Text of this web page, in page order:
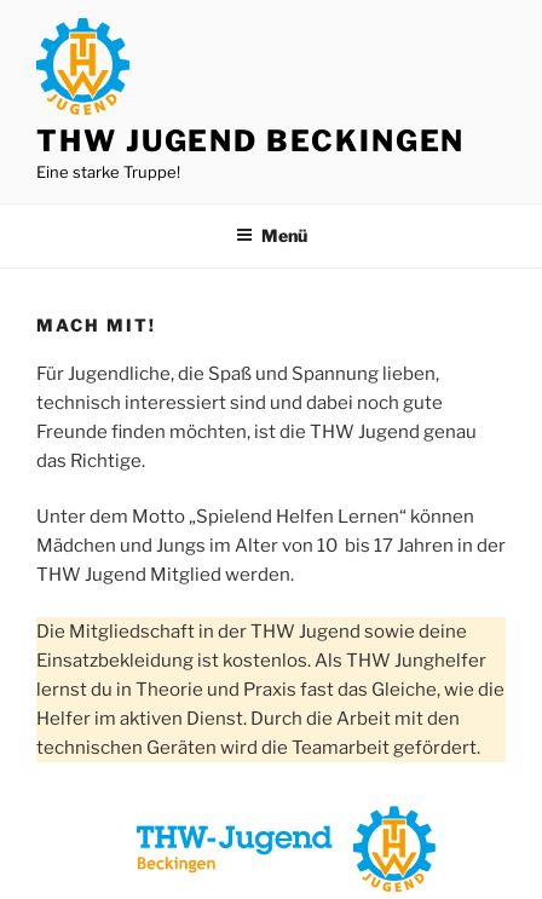
Inhalt
springen
THW JUGEND BECKINGEN
Eine starke Truppe!
Menü
MACH MIT!
Für Jugendliche, die Spaß und Spannung lieben,
technisch interessiert sind und dabei noch gute
Freunde finden möchten, ist die THW Jugend genau
das Richtige.
Unter dem Motto „Spielend Helfen Lernen“ können
Mädchen und Jungs im Alter von 10 bis 17 Jahren in der
THW Jugend Mitglied werden.
Die Mitgliedschaft in der THW Jugend sowie deine
Einsatzbekleidung ist kostenlos. Als THW Junghelfer
lernst du in Theorie und Praxis fast das Gleiche, wie die
Helfer im aktiven Dienst. Durch die Arbeit mit den
technischen Geräten wird die Teamarbeit gefördert.